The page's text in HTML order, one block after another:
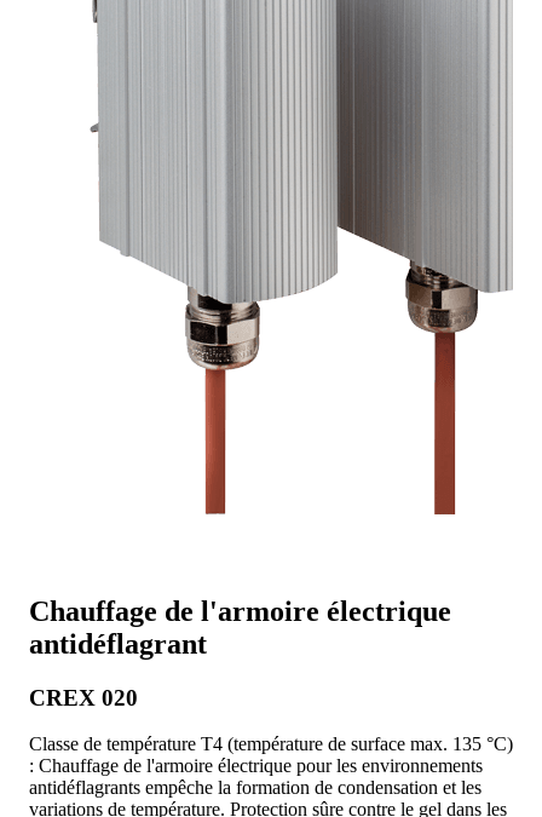
Chauffage de l'armoire électrique
antidéflagrant
CREX 020
Classe de température T4 (température de surface max. 135 °C)
: Chauffage de l'armoire électrique pour les environnements
antidéflagrants empêche la formation de condensation et les
variations de température. Protection sûre contre le gel dans les